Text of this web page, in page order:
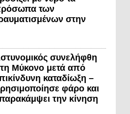
των
στην
συνελήφθη
Μύκονο μετά από
καταδίωξη –
φάρο και
την κίνηση